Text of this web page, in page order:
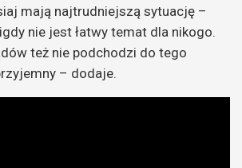
mają najtrudniejszą sytuację –
nie jest łatwy temat dla nikogo.
też nie podchodzi do tego
– dodaje.